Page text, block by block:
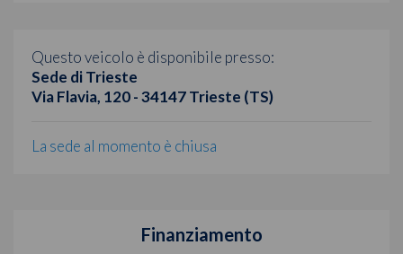
Questo veicolo è disponibile presso:
Sede di Trieste
Via Flavia, 120 - 34147 Trieste (TS)
La sede al momento è chiusa
Finanziamento